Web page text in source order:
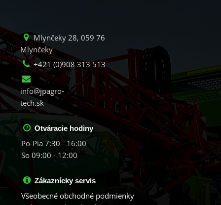
Mlynčeky 28, 059 76
Mlynčeky
+421 (0)908 313 513
info@jpagro-
tech.sk
Otváracie hodiny
Po-Pia 7:30 - 16:00
So 09:00 - 12:00
Zákaznícky servis
Všeobecné obchodné podmienky